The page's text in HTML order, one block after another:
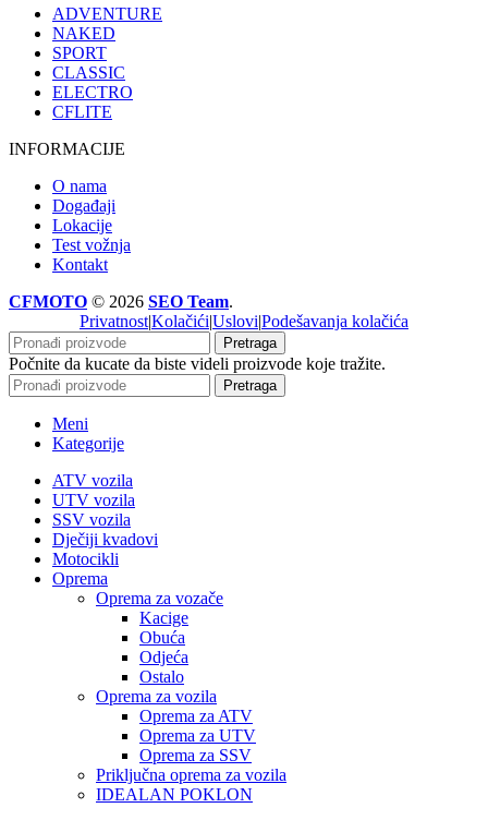
ADVENTURE
NAKED
SPORT
CLASSIC
ELECTRO
CFLITE
INFORMACIJE
O nama
Događaji
Lokacije
Test vožnja
Kontakt
CFMOTO © 2026 SEO Team.
Privatnost|Kolačići|Uslovi|Podešavanja kolačića
Pretraga
Počnite da kucate da biste videli proizvode koje tražite.
Pretraga
Meni
Kategorije
ATV vozila
UTV vozila
SSV vozila
Dječiji kvadovi
Motocikli
Oprema
Oprema za vozače
Kacige
Obuća
Odjeća
Ostalo
Oprema za vozila
Oprema za ATV
Oprema za UTV
Oprema za SSV
Priključna oprema za vozila
IDEALAN POKLON